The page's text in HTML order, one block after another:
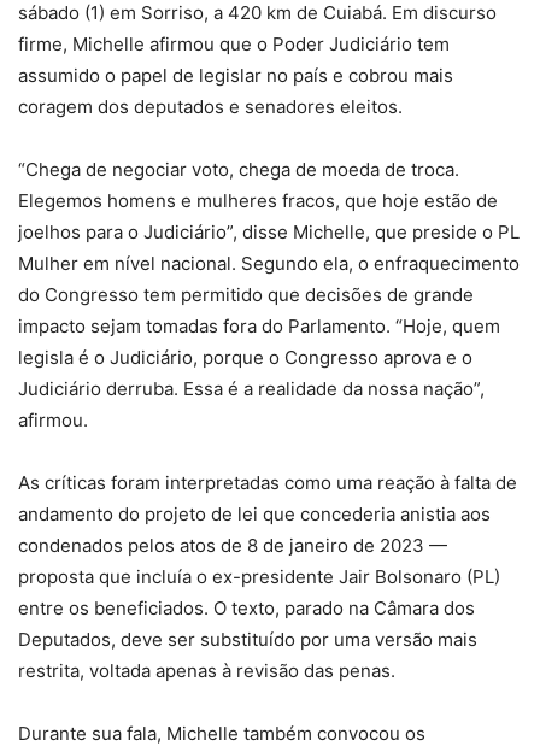
sábado (1) em Sorriso, a 420 km de Cuiabá. Em discurso
firme, Michelle afirmou que o Poder Judiciário tem
assumido o papel de legislar no país e cobrou mais
coragem dos deputados e senadores eleitos.
“Chega de negociar voto, chega de moeda de troca.
Elegemos homens e mulheres fracos, que hoje estão de
joelhos para o Judiciário”, disse Michelle, que preside o PL
Mulher em nível nacional. Segundo ela, o enfraquecimento
do Congresso tem permitido que decisões de grande
impacto sejam tomadas fora do Parlamento. “Hoje, quem
legisla é o Judiciário, porque o Congresso aprova e o
Judiciário derruba. Essa é a realidade da nossa nação”,
afirmou.
As críticas foram interpretadas como uma reação à falta de
andamento do projeto de lei que concederia anistia aos
condenados pelos atos de 8 de janeiro de 2023 —
proposta que incluía o ex-presidente Jair Bolsonaro (PL)
entre os beneficiados. O texto, parado na Câmara dos
Deputados, deve ser substituído por uma versão mais
restrita, voltada apenas à revisão das penas.
Durante sua fala, Michelle também convocou os